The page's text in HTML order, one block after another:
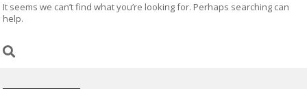
It seems we can’t find what you’re looking for. Perhaps searching can
help.